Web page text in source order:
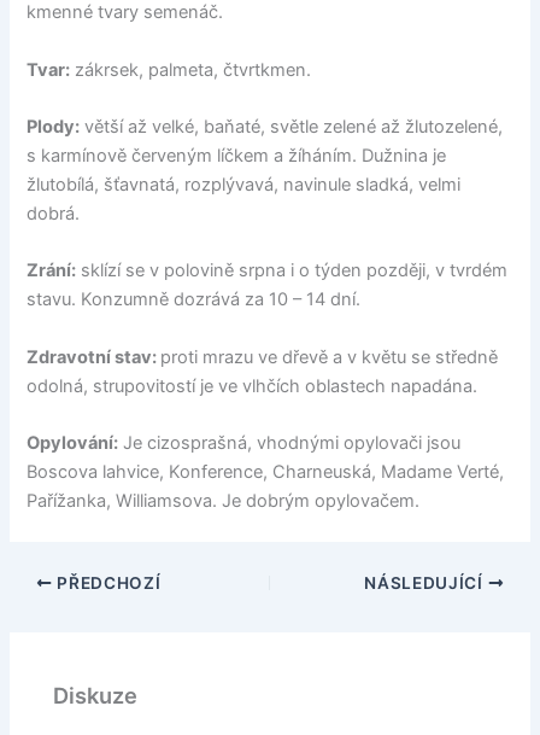
kmenné tvary semenáč.
Tvar: zákrsek, palmeta, čtvrtkmen.
Plody: větší až velké, baňaté, světle zelené až žlutozelené,
s karmínově červeným líčkem a žíháním. Dužnina je
žlutobílá, šťavnatá, rozplývavá, navinule sladká, velmi
dobrá.
Zrání: sklízí se v polovině srpna i o týden později, v tvrdém
stavu. Konzumně dozrává za 10 – 14 dní.
Zdravotní stav: proti mrazu ve dřevě a v květu se středně
odolná, strupovitostí je ve vlhčích oblastech napadána.
Opylování: Je cizosprašná, vhodnými opylovači jsou
Boscova lahvice, Konference, Charneuská, Madame Verté,
Pařížanka, Williamsova. Je dobrým opylovačem.
PŘEDCHOZÍ NÁSLEDUJÍCÍ
Diskuze